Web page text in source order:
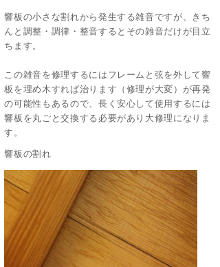
響板の小さな割れから発生する雑音ですが、きち
んと調整・調律・整音するとその雑音だけが目立
ちます。
この雑音を修理するにはフレームと弦を外して響
板を埋め木すれば治ります（修理が大変）が再発
の可能性もあるので、長く安心して使用するには
響板を丸ごと交換する必要があり大修理になりま
す。
響板の割れ